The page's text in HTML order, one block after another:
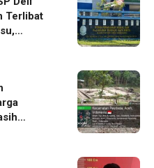
Terlibat